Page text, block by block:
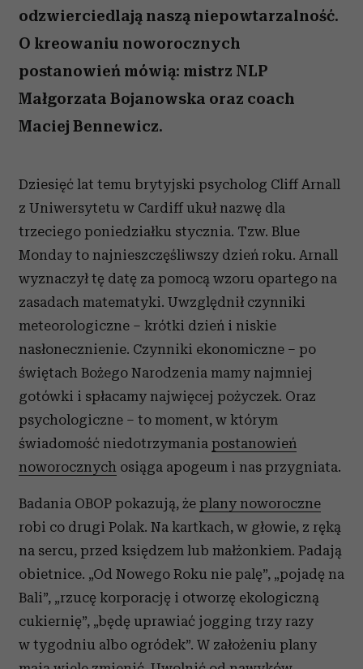
odzwierciedlają naszą niepowtarzalność.
O kreowaniu noworocznych
postanowień mówią: mistrz NLP
Małgorzata Bojanowska oraz coach
Maciej Bennewicz.
Dziesięć lat temu brytyjski psycholog Cliff Arnall
z Uniwersytetu w Cardiff ukuł nazwę dla
trzeciego poniedziałku stycznia. Tzw. Blue
Monday to najnieszczęśliwszy dzień roku. Arnall
wyznaczył tę datę za pomocą wzoru opartego na
zasadach matematyki. Uwzględnił czynniki
meteorologiczne – krótki dzień i niskie
nasłonecznienie. Czynniki ekonomiczne – po
świętach Bożego Narodzenia mamy najmniej
gotówki i spłacamy najwięcej pożyczek. Oraz
psychologiczne – to moment, w którym
świadomość niedotrzymania postanowień
noworocznych osiąga apogeum i nas przygniata.
Badania OBOP pokazują, że plany noworoczne
robi co drugi Polak. Na kartkach, w głowie, z ręką
na sercu, przed księdzem lub małżonkiem. Padają
obietnice. „Od Nowego Roku nie palę”, „pojadę na
Bali”, „rzucę korporację i otworzę ekologiczną
cukiernię”, „będę uprawiać jogging trzy razy
w tygodniu albo ogródek”. W założeniu plany